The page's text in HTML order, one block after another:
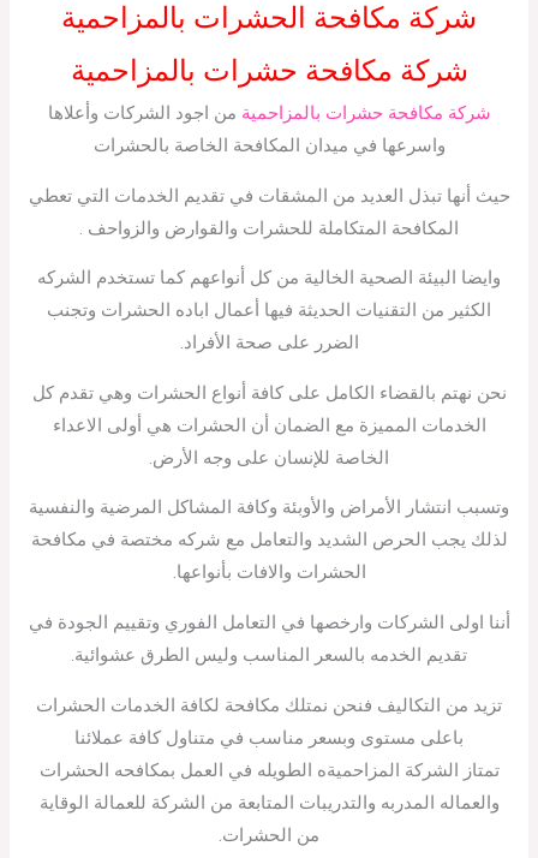
شركة مكافحة الحشرات بالمزاحمية
شركة مكافحة حشرات بالمزاحمية
شركة مكافحة حشرات بالمزاحمية من اجود الشركات وأعلاها
واسرعها في ميدان المكافحة الخاصة بالحشرات
حيث أنها تبذل العديد من المشقات في تقديم الخدمات التي تعطي
المكافحة المتكاملة للحشرات والقوارض والزواحف .
وايضا البيئة الصحية الخالية من كل أنواعهم كما تستخدم الشركه
الكثير من التقنيات الحديثة فيها أعمال اباده الحشرات وتجنب
الضرر على صحة الأفراد.
نحن نهتم بالقضاء الكامل على كافة أنواع الحشرات وهي تقدم كل
الخدمات المميزة مع الضمان أن الحشرات هي أولى الاعداء
الخاصة للإنسان على وجه الأرض.
وتسبب انتشار الأمراض والأوبئة وكافة المشاكل المرضية والنفسية
لذلك يجب الحرص الشديد والتعامل مع شركه مختصة في مكافحة
الحشرات والافات بأنواعها.
أننا اولى الشركات وارخصها في التعامل الفوري وتقييم الجودة في
تقديم الخدمه بالسعر المناسب وليس الطرق عشوائية.
تزيد من التكاليف فنحن نمتلك مكافحة لكافة الخدمات الحشرات
باعلى مستوى وبسعر مناسب في متناول كافة عملائنا
تمتاز الشركة المزاحميةه الطويله في العمل بمكافحه الحشرات
والعماله المدربه والتدريبات المتابعة من الشركة للعمالة الوقاية
من الحشرات.